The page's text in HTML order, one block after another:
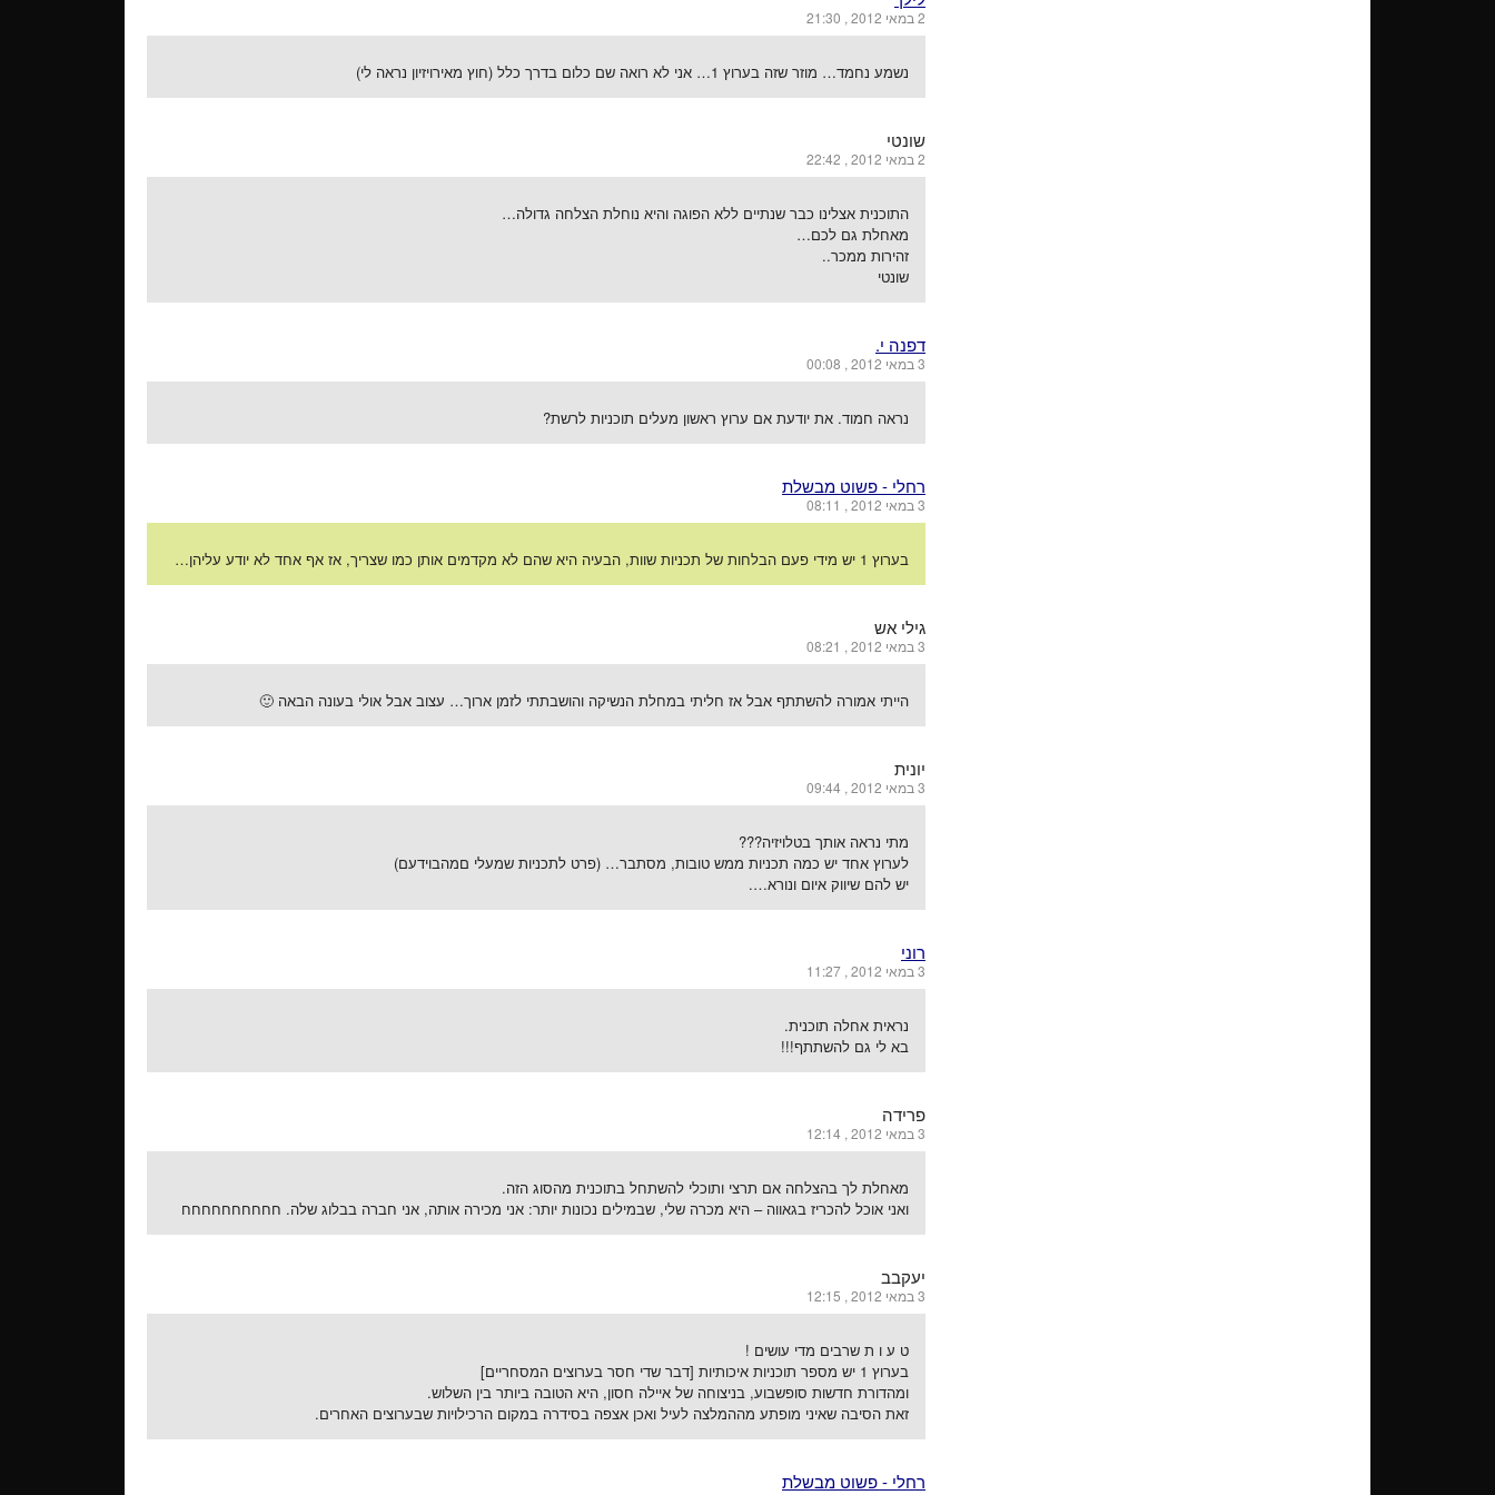
2 במאי 2012 , 21:30
נשמע נחמד… מוזר שזה בערוץ 1… אני לא רואה שם כלום בדרך כלל (חוץ מאירויזיון נראה לי)
שונטי
2 במאי 2012 , 22:42
התוכנית אצלינו כבר שנתיים ללא הפוגה והיא נוחלת הצלחה גדולה…
מאחלת גם לכם…
זהירות ממכר..
שונטי
דפנה י.
3 במאי 2012 , 00:08
נראה חמוד. את יודעת אם ערוץ ראשון מעלים תוכניות לרשת?
רחלי - פשוט מבשלת
3 במאי 2012 , 08:11
בערוץ 1 יש מידי פעם הבלחות של תכניות שוות, הבעיה היא שהם לא מקדמים אותן כמו שצריך, אז אף אחד לא יודע עליהן…
גילי אש
3 במאי 2012 , 08:21
הייתי אמורה להשתתף אבל אז חליתי במחלת הנשיקה והושבתתי לזמן ארוך… עצוב אבל אולי בעונה הבאה 🙂
יונית
3 במאי 2012 , 09:44
מתי נראה אותך בטלויזיה???
לערוץ אחד יש כמה תכניות ממש טובות, מסתבר… (פרט לתכניות שמעלי םמהבוידעם)
יש להם שיווק איום ונורא….
רוני
3 במאי 2012 , 11:27
נראית אחלה תוכנית.
בא לי גם להשתתף!!!
פרידה
3 במאי 2012 , 12:14
מאחלת לך בהצלחה אם תרצי ותוכלי להשתחל בתוכנית מהסוג הזה.
ואני אוכל להכריז בגאווה – היא מכרה שלי, שבמילים נכונות יותר: אני מכירה אותה, אני חברה בבלוג שלה. חחחחחחחחחח
יעקבב
3 במאי 2012 , 12:15
ט ע ו ת שרבים מדי עושים !
בערוץ 1 יש מספר תוכניות איכותיות [דבר שדי חסר בערוצים המסחריים]
ומהדורת חדשות סופשבוע, בניצוחה של איילה חסון, היא הטובה ביותר בין השלוש.
זאת הסיבה שאיני מופתע מההמלצה לעיל ואכן אצפה בסידרה במקום הרכילויות שבערוצים האחרים.
רחלי - פשוט מבשלת